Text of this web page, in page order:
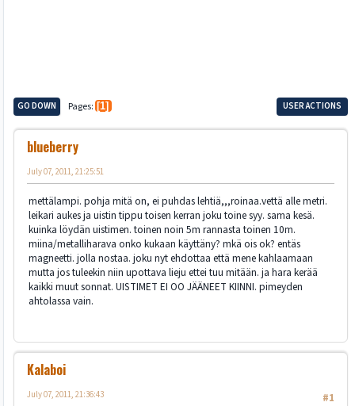
GO DOWN Pages 1 USER ACTIONS
blueberry
July 07, 2011, 21:25:51
mettälampi. pohja mitä on, ei puhdas lehtiä,,,roinaa.vettä alle metri.
leikari aukes ja uistin tippu toisen kerran joku toine syy. sama kesä.
kuinka löydän uistimen. toinen noin 5m rannasta toinen 10m.
miina/metalliharava onko kukaan käyttäny? mkä ois ok? entäs
magneetti. jolla nostaa. joku nyt ehdottaa että mene kahlaamaan
mutta jos tuleekin niin upottava lieju ettei tuu mitään. ja hara kerää
kaikki muut sonnat. UISTIMET EI OO JÄÄNEET KIINNI. pimeyden
ahtolassa vain.
Kalaboi
#1
July 07, 2011, 21:36:43